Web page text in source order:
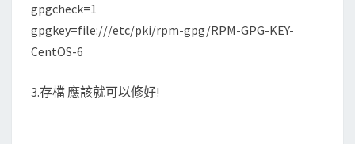
gpgcheck=1
gpgkey=file:///etc/pki/rpm-gpg/RPM-GPG-KEY-
CentOS-6
3.存檔 應該就可以修好!